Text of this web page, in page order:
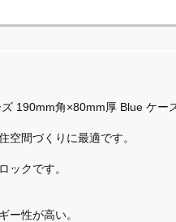
190mm角×80mm厚 Blue ケー
空間づくりに最適です。
ックです。
ー性が高い。